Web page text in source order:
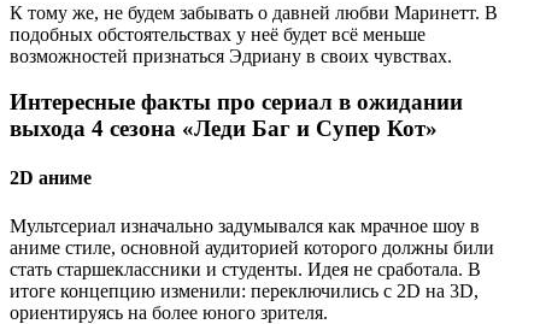
К тому же, не будем забывать о давней любви Маринетт. В
подобных обстоятельствах у неё будет всё меньше
возможностей признаться Эдриану в своих чувствах.
Интересные факты про сериал в ожидании
выхода 4 сезона «Леди Баг и Супер Кот»
2D аниме
Мультсериал изначально задумывался как мрачное шоу в
аниме стиле, основной аудиторией которого должны били
стать старшеклассники и студенты. Идея не сработала. В
итоге концепцию изменили: переключились с 2D на 3D,
ориентируясь на более юного зрителя.